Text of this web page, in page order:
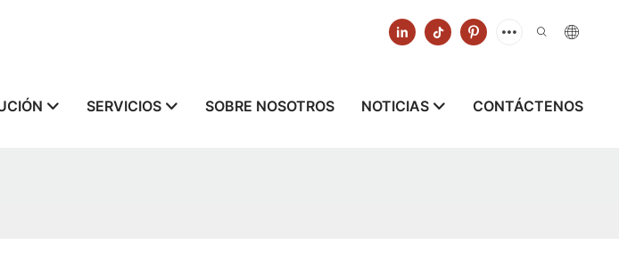
SERVICIOS SOBRE NOSOTROS NOTICIAS CONTÁCTENOS